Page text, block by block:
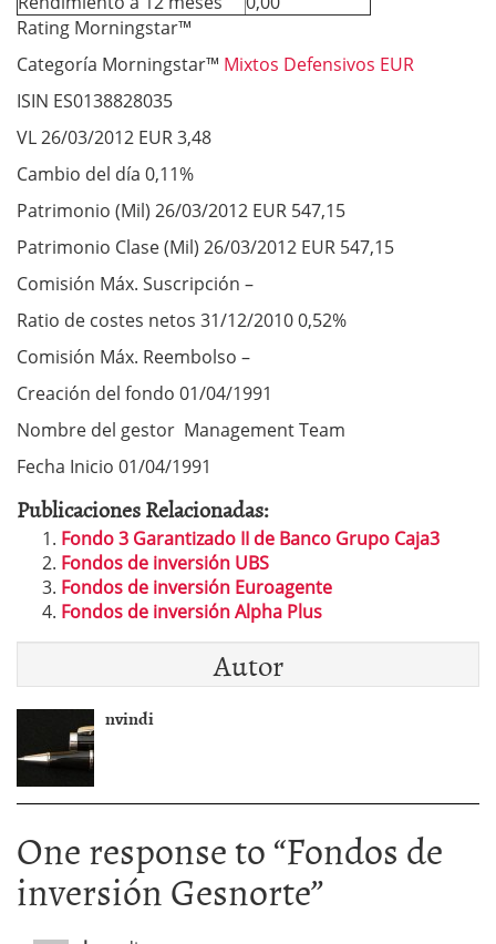
Rating Morningstar™
Categoría Morningstar™ Mixtos Defensivos EUR
ISIN ES0138828035
VL 26/03/2012 EUR 3,48
Cambio del día 0,11%
Patrimonio (Mil) 26/03/2012 EUR 547,15
Patrimonio Clase (Mil) 26/03/2012 EUR 547,15
Comisión Máx. Suscripción –
Ratio de costes netos 31/12/2010 0,52%
Comisión Máx. Reembolso –
Creación del fondo 01/04/1991
Nombre del gestor Management Team
Fecha Inicio 01/04/1991
Publicaciones Relacionadas:
Fondo 3 Garantizado II de Banco Grupo Caja3
Fondos de inversión UBS
Fondos de inversión Euroagente
Fondos de inversión Alpha Plus
Autor
nvindi
One response to “Fondos de
inversión Gesnorte”